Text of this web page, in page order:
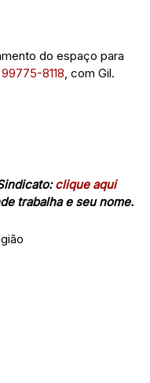
do espaço para
8118, com Gil.
clique aqui
trabalha e seu nome.